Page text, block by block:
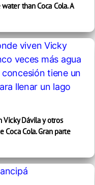
than Coca Cola. A
Dávila y otros
Coca Cola. Gran parte